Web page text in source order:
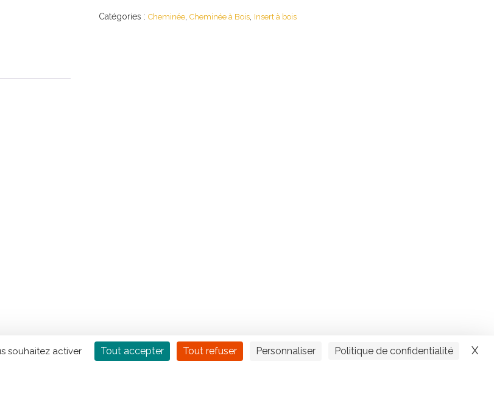
souhaitez activer Tout accepter Tout refuser Personnaliser Politique de confidentialité X
Catégories : Cheminée, Cheminée à Bois, Insert à bois